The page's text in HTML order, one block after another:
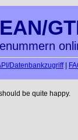
Datenbankzugriff|
be quite happy.